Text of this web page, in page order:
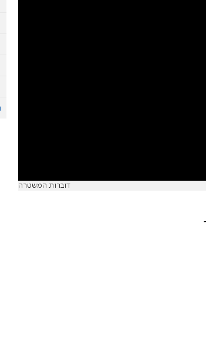
דוברות המשטרה